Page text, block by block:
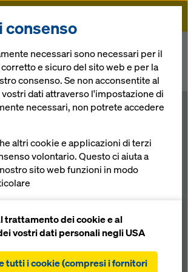
come partner per il più grande progetto edile in
Falls -
come
per il
edile
consenso
necessari sono necessari per il
e sicuro del sito web e per la
consenso. Se non acconsentite al
dati attraverso l'impostazione di
necessari, non potrete accedere
altri cookie e applicazioni di terzi
volontario. Questo ci aiuta a
sito web funzioni in modo
(cookie funzionali e statistici),
processo di acquisto senza problemi
trattamento dei cookie e al
vostri dati personali negli USA
tutti i cookie (compresi i fornitori